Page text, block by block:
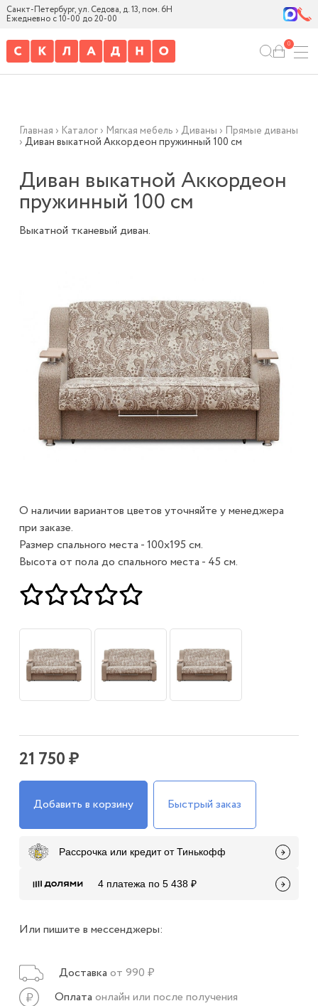
Санкт-Петербург, ул. Седова, д. 13, пом. 6Н
Ежедневно с 10-00 до 20-00
0
Главная › Каталог› Мягкая мебель › Диваны › Прямые диваны
› Диван выкатной Аккордеон пружинный 100 см
Диван выкатной Аккордеон
пружинный 100 см
Выкатной тканевый диван.
О наличии вариантов цветов уточняйте у менеджера
при заказе.
Размер спального места - 100х195 см.
Высота от пола до спального места - 45 см.
21 750 ₽
Добавить в корзину Быстрый заказ
Рассрочка или кредит от Тинькофф
4 платежа по 5 438 ₽
Или пишите в мессенджеры:
Доставка от 990 ₽
Оплата онлайн или после получения